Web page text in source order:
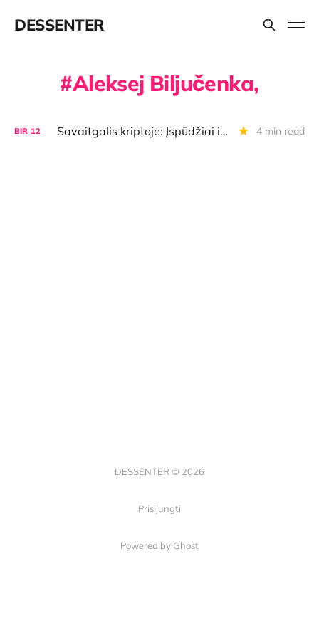
DESSENTER
Aleksej Biljučenka,
BIR 12 Savaitgalis kriptoje: Įspūdžiai iš Prahos, prasti altkoinų popieriai, BTC atsparumas ir būtini Ethereum pokyčiai 4 min read
DESSENTER © 2026
Prisijungti
Powered by Ghost